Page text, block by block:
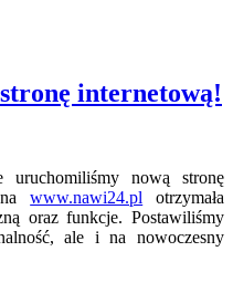
internetową!
uruchomiliśmy nową stronę
www.nawi24.pl otrzymała
oraz funkcje. Postawiliśmy
ale i na nowoczesny